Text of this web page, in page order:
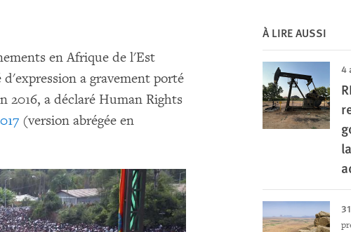
en Afrique de l'Est
a gravement porté
2016, a déclaré Human Rights
(version abrégée en
À LIRE AUSSI
4